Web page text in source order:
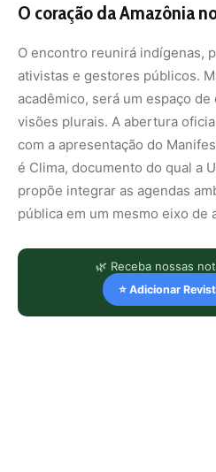
O coração da Amazônia
O encontro reunirá indígenas,
ativistas e gestores públicos.
acadêmico, será um espaço
visões plurais. A abertura
com a apresentação do
é Clima, documento do qual a
propõe integrar as agendas
pública em um mesmo eixo de
🌿 Receba nossas
⭐ Adicionar